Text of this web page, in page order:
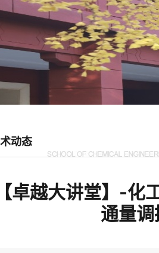
动态
【卓越大讲堂】-化
通量